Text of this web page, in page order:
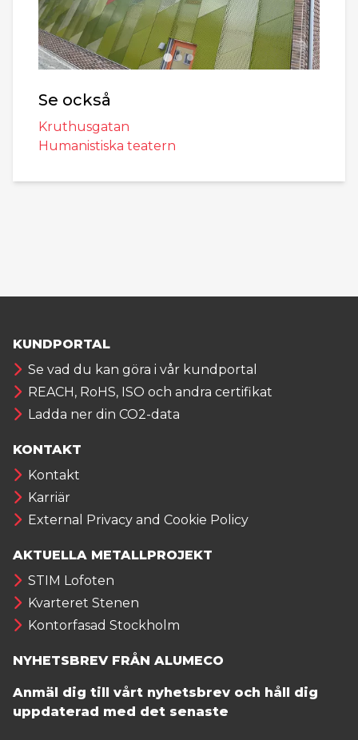
Se också
Kruthusgatan
Humanistiska teatern
KUNDPORTAL
Se vad du kan göra i vår kundportal
REACH, RoHS, ISO och andra certifikat
Ladda ner din CO2-data
KONTAKT
Kontakt
Karriär
External Privacy and Cookie Policy
AKTUELLA METALLPROJEKT
STIM Lofoten
Kvarteret Stenen
Kontorfasad Stockholm
NYHETSBREV FRÅN ALUMECO
Anmäl dig till vårt nyhetsbrev och håll dig
uppdaterad med det senaste